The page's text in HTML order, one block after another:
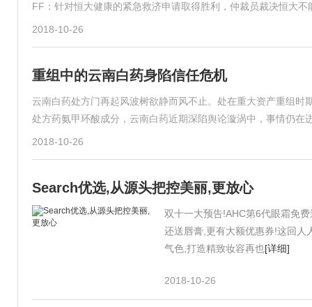
FF：针对恒大健康的紧急救济申请取得胜利，仲裁员裁决恒大
2018-10-26
重组中的云南白药身陷信任危机
云南白药处方门再起风波树欲静而风不止。处在重大资产重组
处方药氨甲环酸成分，云南白药近期深陷舆论漩涡中，事情仍在
2018-10-26
Search优选,从源头把控美丽,更放心
双十一大预告!AHC第6代眼霜免
还送唇膏,更有大额优惠券!这回人
气色,打造精致妆容再也[详细]
2018-10-26